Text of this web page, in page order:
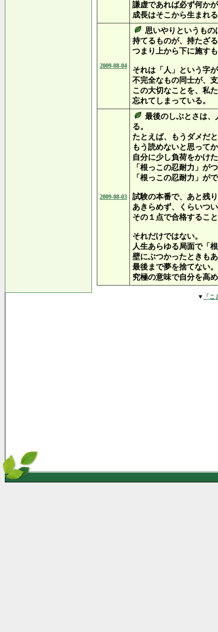
謙虚であれば必ず何か
成長はそこから生まれ
2009-08-04
思いやりというもの
持てるものが、持たざ
つまり上から下に施す
それは「人」という字
不完全なもの同士が、
この大切なことを、私
忘れてしまっている。
2009-08-03
最後のしぶとさは、
る。
たとえば、もうダメだ
もう読めないと思って
自分に少し負荷をかけ
「根っこの忍耐力」が
「根っこの忍耐力」が
試験の本番で、あと残
あきらめず、くらいつ
その１点で合格するこ
それだけではない。
人生あらゆる局面で「
壁にぶつかったときも
最後まで夢を捨てない。
究極の意味で自分を高
▼ 「